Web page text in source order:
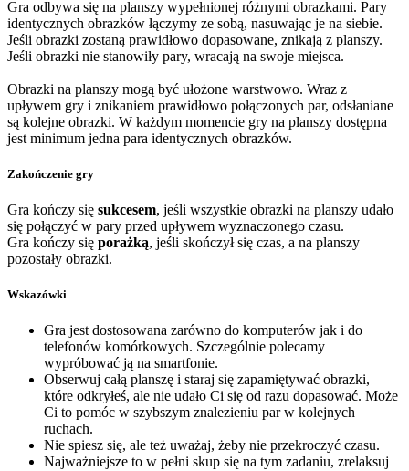
Gra odbywa się na planszy wypełnionej różnymi obrazkami. Pary
identycznych obrazków łączymy ze sobą, nasuwając je na siebie.
Jeśli obrazki zostaną prawidłowo dopasowane, znikają z planszy.
Jeśli obrazki nie stanowiły pary, wracają na swoje miejsca.
Obrazki na planszy mogą być ułożone warstwowo. Wraz z
upływem gry i znikaniem prawidłowo połączonych par, odsłaniane
są kolejne obrazki. W każdym momencie gry na planszy dostępna
jest minimum jedna para identycznych obrazków.
Zakończenie gry
Gra kończy się sukcesem, jeśli wszystkie obrazki na planszy udało
się połączyć w pary przed upływem wyznaczonego czasu.
Gra kończy się porażką, jeśli skończył się czas, a na planszy
pozostały obrazki.
Wskazówki
Gra jest dostosowana zarówno do komputerów jak i do
telefonów komórkowych. Szczególnie polecamy
wypróbować ją na smartfonie.
Obserwuj całą planszę i staraj się zapamiętywać obrazki,
które odkryłeś, ale nie udało Ci się od razu dopasować. Może
Ci to pomóc w szybszym znalezieniu par w kolejnych
ruchach.
Nie spiesz się, ale też uważaj, żeby nie przekroczyć czasu.
Najważniejsze to w pełni skup się na tym zadaniu, zrelaksuj